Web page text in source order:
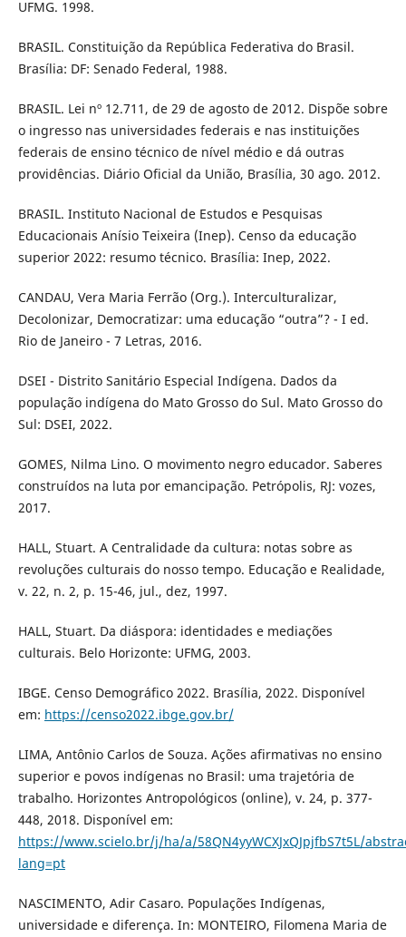
UFMG. 1998.
BRASIL. Constituição da República Federativa do Brasil.
Brasília: DF: Senado Federal, 1988.
BRASIL. Lei nº 12.711, de 29 de agosto de 2012. Dispõe sobre
o ingresso nas universidades federais e nas instituições
federais de ensino técnico de nível médio e dá outras
providências. Diário Oficial da União, Brasília, 30 ago. 2012.
BRASIL. Instituto Nacional de Estudos e Pesquisas
Educacionais Anísio Teixeira (Inep). Censo da educação
superior 2022: resumo técnico. Brasília: Inep, 2022.
CANDAU, Vera Maria Ferrão (Org.). Interculturalizar,
Decolonizar, Democratizar: uma educação “outra”? - I ed.
Rio de Janeiro - 7 Letras, 2016.
DSEI - Distrito Sanitário Especial Indígena. Dados da
população indígena do Mato Grosso do Sul. Mato Grosso do
Sul: DSEI, 2022.
GOMES, Nilma Lino. O movimento negro educador. Saberes
construídos na luta por emancipação. Petrópolis, RJ: vozes,
2017.
HALL, Stuart. A Centralidade da cultura: notas sobre as
revoluções culturais do nosso tempo. Educação e Realidade,
v. 22, n. 2, p. 15-46, jul., dez, 1997.
HALL, Stuart. Da diáspora: identidades e mediações
culturais. Belo Horizonte: UFMG, 2003.
IBGE. Censo Demográfico 2022. Brasília, 2022. Disponível
em: https://censo2022.ibge.gov.br/
LIMA, Antônio Carlos de Souza. Ações afirmativas no ensino
superior e povos indígenas no Brasil: uma trajetória de
trabalho. Horizontes Antropológicos (online), v. 24, p. 377-
448, 2018. Disponível em:
https://www.scielo.br/j/ha/a/58QN4yyWCXJxQJpjfbS7t5L/
lang=pt
NASCIMENTO, Adir Casaro. Populações Indígenas,
universidade e diferença. In: MONTEIRO, Filomena Maria de